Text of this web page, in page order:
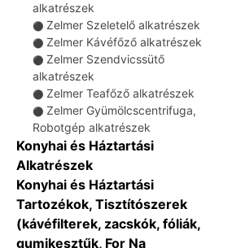
alkatrészek
⚫ Zelmer Szeletelő alkatrészek
⚫ Zelmer Kávéfőző alkatrészek
⚫ Zelmer Szendvicssütő
alkatrészek
⚫ Zelmer Teafőző alkatrészek
⚫ Zelmer Gyümölcscentrifuga,
Robotgép alkatrészek
Konyhai és Háztartási
Alkatrészek
Konyhai és Háztartási
Tartozékok, Tisztítószerek
(kávéfilterek, zacskók, fóliák,
gumikesztűk, For Na